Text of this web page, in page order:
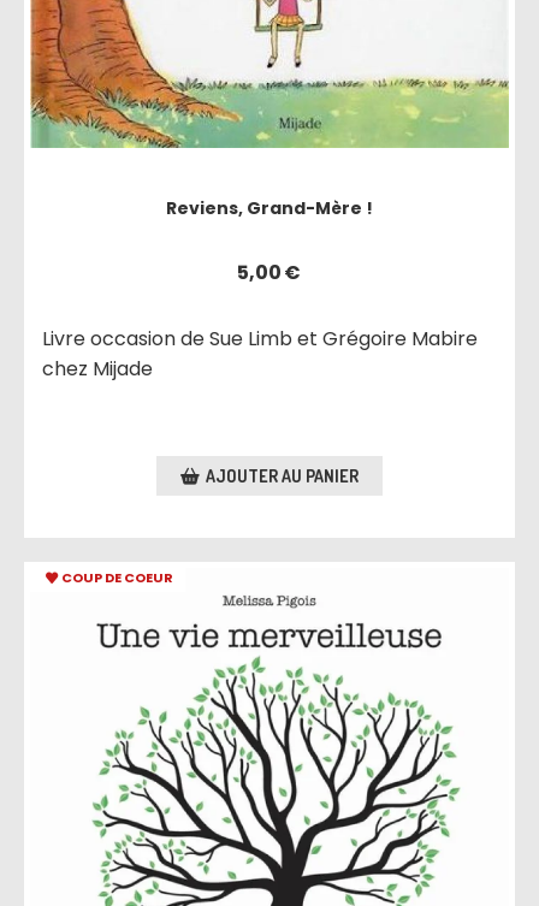
Reviens, Grand-Mère !
5,00€
Livre occasion de Sue Limb et Grégoire Mabire
chez Mijade
AJOUTER AU PANIER
COUP DE COEUR